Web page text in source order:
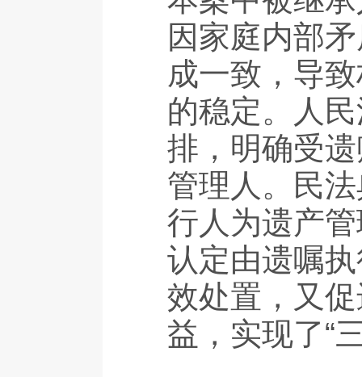
因家庭内部
成一致，导
的稳定。人
排，明确受
管理人。民
行人为遗产
认定由遗嘱
效处置，又
益，实现了“